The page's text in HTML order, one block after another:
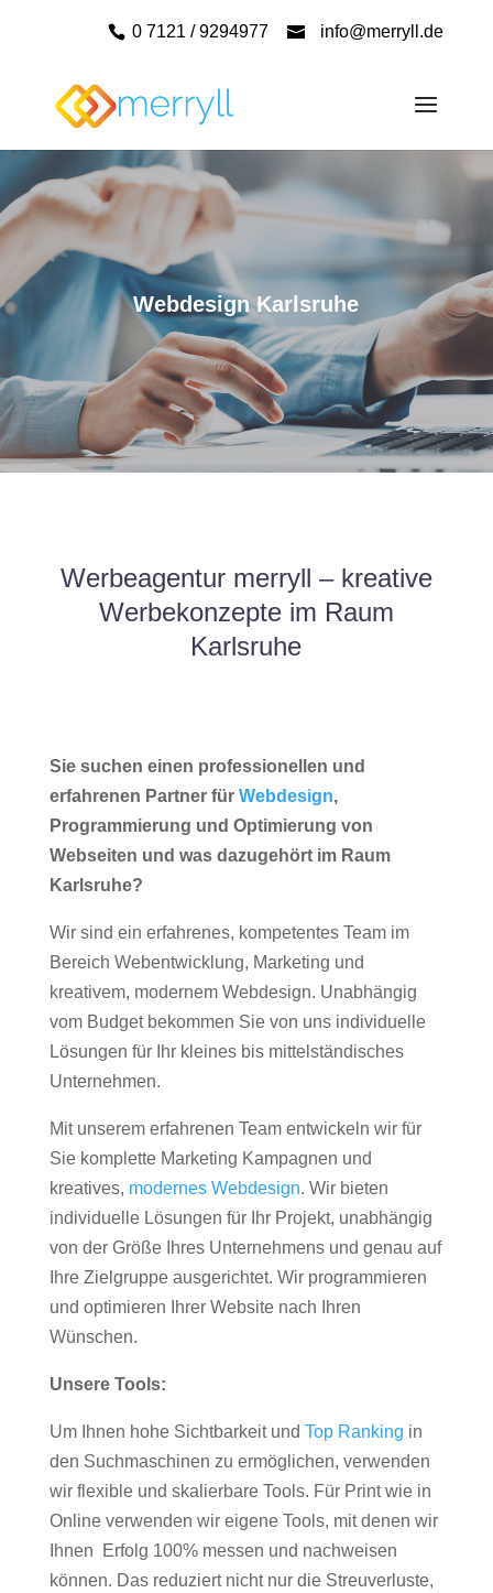
0 7121 / 9294977 info@merryll.de
Webdesign Karlsruhe
Werbeagentur merryll – kreative
Werbekonzepte im Raum
Karlsruhe
Sie suchen einen professionellen und
erfahrenen Partner für Webdesign,
Programmierung und Optimierung von
Webseiten und was dazugehört im Raum
Karlsruhe?
Wir sind ein erfahrenes, kompetentes Team im
Bereich Webentwicklung, Marketing und
kreativem, modernem Webdesign. Unabhängig
vom Budget bekommen Sie von uns individuelle
Lösungen für Ihr kleines bis mittelständisches
Unternehmen.
Mit unserem erfahrenen Team entwickeln wir für
Sie komplette Marketing Kampagnen und
kreatives, modernes Webdesign. Wir bieten
individuelle Lösungen für Ihr Projekt, unabhängig
von der Größe Ihres Unternehmens und genau auf
Ihre Zielgruppe ausgerichtet. Wir programmieren
und optimieren Ihrer Website nach Ihren
Wünschen.
Unsere Tools:
Um Ihnen hohe Sichtbarkeit und Top Ranking in
den Suchmaschinen zu ermöglichen, verwenden
wir flexible und skalierbare Tools. Für Print wie in
Online verwenden wir eigene Tools, mit denen wir
Ihnen Erfolg 100% messen und nachweisen
können. Das reduziert nicht nur die Streuverluste,